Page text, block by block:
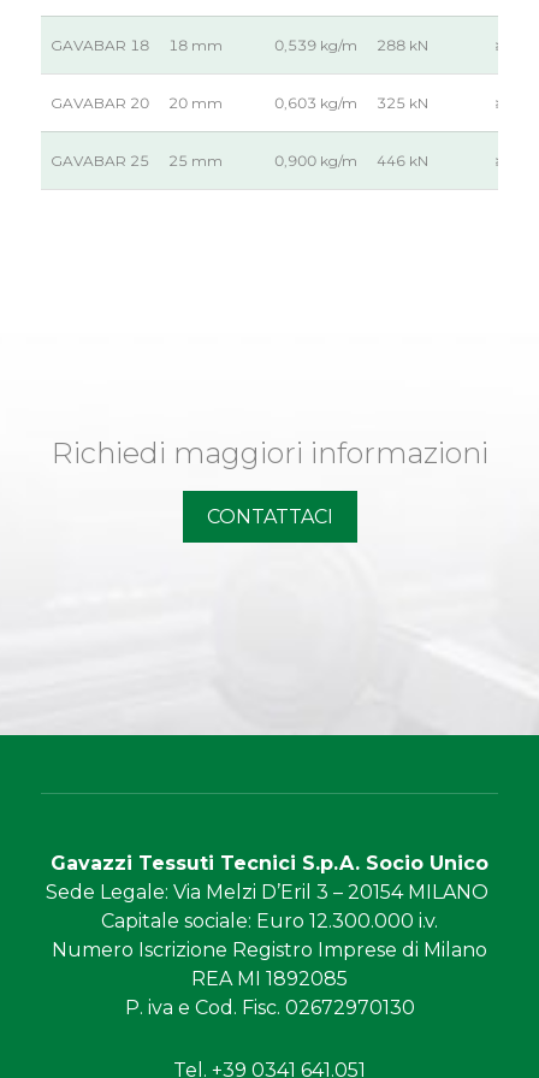
GAVABAR 18 18 mm 0,539 kg/m 288 kN ≥ 52
GAVABAR 20 20 mm 0,603 kg/m 325 kN ≥ 52
GAVABAR 25 25 mm 0,900 kg/m 446 kN ≥ 52
Richiedi maggiori informazioni
CONTATTACI
Gavazzi Tessuti Tecnici S.p.A. Socio Unico
Sede Legale: Via Melzi D’Eril 3 – 20154 MILANO
Capitale sociale: Euro 12.300.000 i.v.
Numero Iscrizione Registro Imprese di Milano
REA MI 1892085
P. iva e Cod. Fisc. 02672970130
Tel. +39 0341 641.051